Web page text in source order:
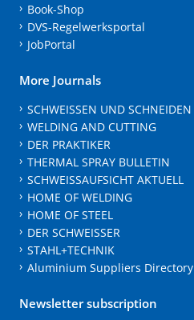
Book-Shop
DVS-Regelwerksportal
JobPortal
More Journals
SCHWEISSEN UND SCHNEIDEN
WELDING AND CUTTING
DER PRAKTIKER
THERMAL SPRAY BULLETIN
SCHWEISSAUFSICHT AKTUELL
HOME OF WELDING
HOME OF STEEL
DER SCHWEISSER
STAHL+TECHNIK
Aluminium Suppliers Directory
Newsletter subscription